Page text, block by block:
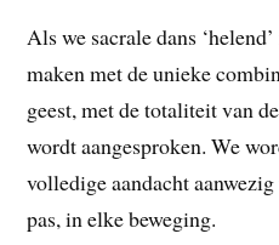
Als we sacrale dans
maken met de unieke
geest, met de totaliteit van
wordt aangesproken. We
volledige aandacht
pas, in elke beweging.